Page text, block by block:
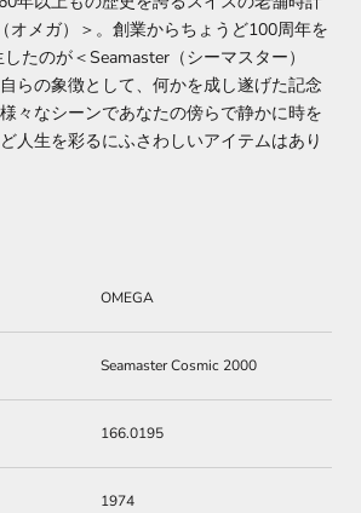
オメガ）＞。創業からちょうど100周年を
たのが＜Seamaster（シーマスター）
らの象徴として、何かを成し遂げた記念
々なシーンであなたの傍らで静かに時を
人生を彩るにふさわしいアイテムはあり
OMEGA
Seamaster Cosmic 2000
166.0195
1974